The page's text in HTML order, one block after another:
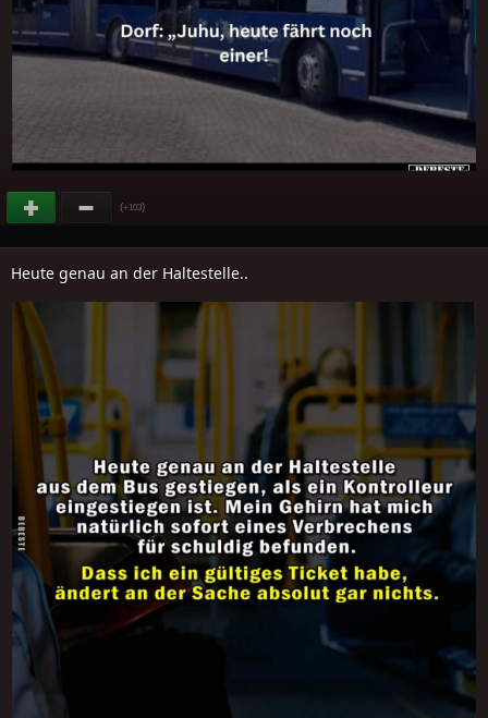
(+103)
Heute genau an der Haltestelle..